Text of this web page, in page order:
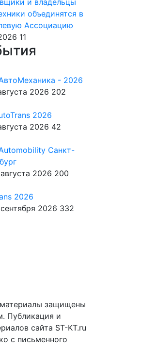
и владельцы
объединятся в
Ассоциацию
11
- 2026
2026 202
2026
2026 42
Санкт-
2026 200
2026
2026 332
защищены
Публикация и
сайта ST-KT.ru
с письменного